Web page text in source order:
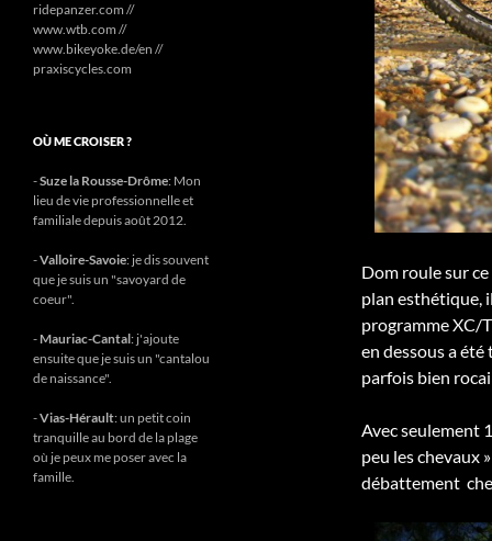
Dom roule sur
plan esthétique,
programme XC/
en dessous a
parfois bien
Avec seulement
peu les chevaux
débattement
ridepanzer.com //
www.wtb.com //
www.bikeyoke.de/en //
praxiscycles.com
OÙ ME CROISER ?
-Suze la Rousse-Drôme: Mon
lieu de vie professionnelle et
familiale depuis août 2012.
-Valloire-Savoie: je dis souvent
que je suis un "savoyard de
coeur".
- Mauriac-Cantal: j'ajoute
ensuite que je suis un "cantalou
de naissance".
-Vias-Hérault: un petit coin
tranquille au bord de la plage
où je peux me poser avec la
famille.